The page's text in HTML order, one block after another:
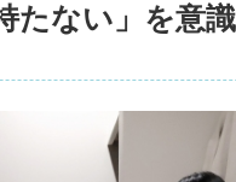
たない」を意